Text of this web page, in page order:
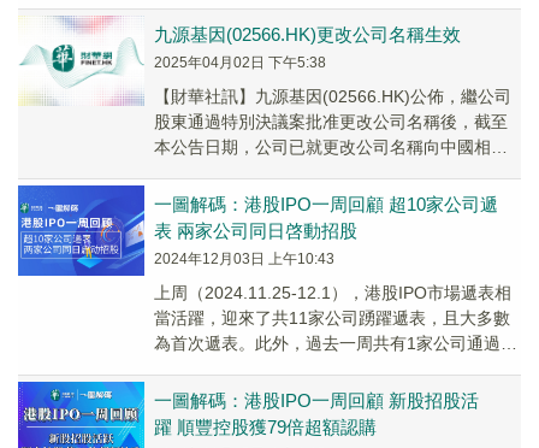
九源基因(02566.HK)更改公司名稱生效
2025年04月02日 下午5:38
【財華社訊】九源基因(02566.HK)公佈，繼公司
股東通過特別決議案批准更改公司名稱後，截至
本公告日期，公司已就更改公司名稱向中國相關
執...
一圖解碼：港股IPO一周回顧 超10家公司遞
表 兩家公司同日啓動招股
2024年12月03日 上午10:43
上周（2024.11.25-12.1），港股IPO市場遞表相
當活躍，迎來了共11家公司踴躍遞表，且大多數
為首次遞表。此外，過去一周共有1家公司通過聆
一圖解碼：港股IPO一周回顧 新股招股活
躍 順豐控股獲79倍超額認購